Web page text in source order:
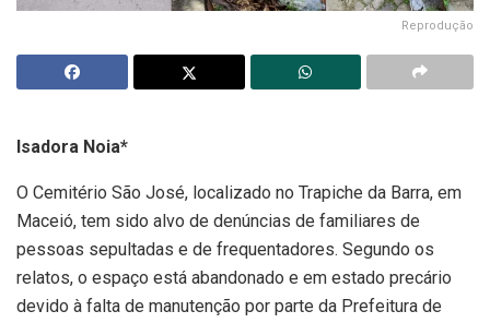
Reprodução
Isadora Noia*
O Cemitério São José, localizado no Trapiche da Barra, em
Maceió, tem sido alvo de denúncias de familiares de
pessoas sepultadas e de frequentadores. Segundo os
relatos, o espaço está abandonado e em estado precário
devido à falta de manutenção por parte da Prefeitura de